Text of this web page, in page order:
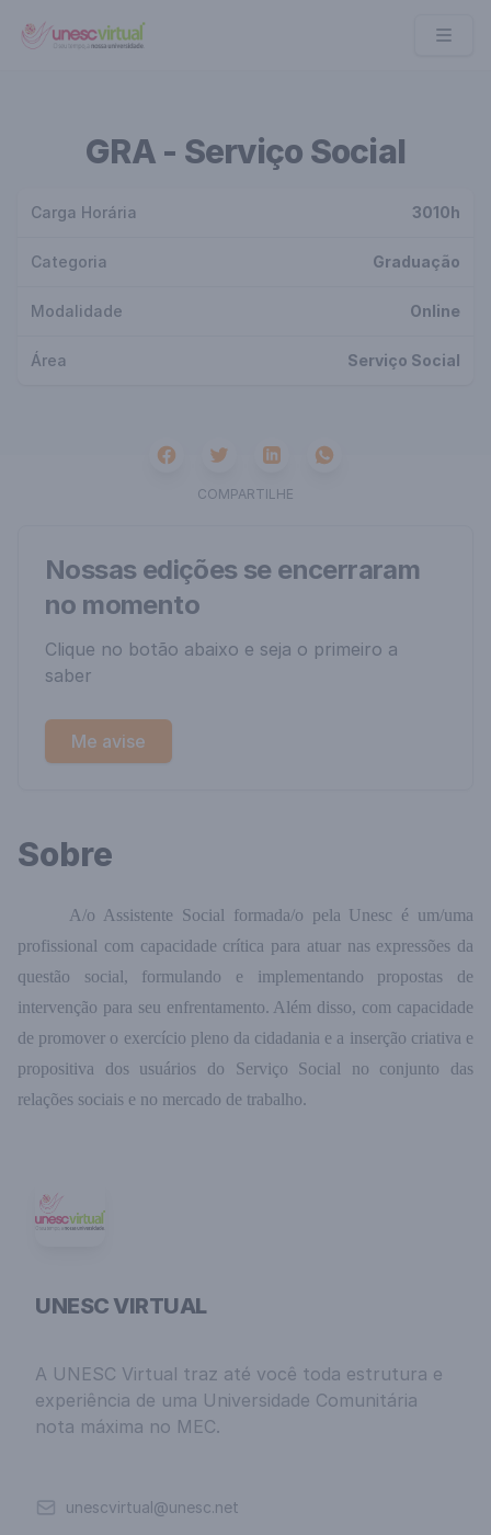
UNESC VIRTUAL
GRA - Serviço Social
Carga Horária 3010h
Categoria Graduação
Modalidade Online
Área Serviço Social
FacebookTwitterLinkedinWhatsapp
COMPARTILHE
Nossas edições se encerraram
no momento
Clique no botão abaixo e seja o primeiro a
saber
Me avise
Sobre
A/o Assistente Social formada/o pela Unesc é um/uma
profissional com capacidade crítica para atuar nas expressões da
questão social, formulando e implementando propostas de
intervenção para seu enfrentamento. Além disso, com capacidade
de promover o exercício pleno da cidadania e a inserção criativa e
propositiva dos usuários do Serviço Social no conjunto das
relações sociais e no mercado de trabalho.
UNESC VIRTUAL
A UNESC Virtual traz até você toda estrutura e
experiência de uma Universidade Comunitária
nota máxima no MEC.
Emailunescvirtual@unesc.net